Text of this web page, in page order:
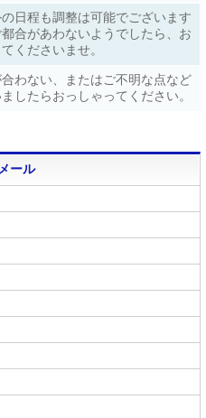
日程も調整は可能でございます
合があわないようでしたら、お
くださいませ。
わない、またはご不明な点など
したらおっしゃってください。
ール